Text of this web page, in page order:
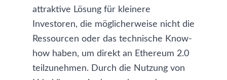
attraktive Lösung für kleinere
Investoren, die möglicherweise nicht die
Ressourcen oder das technische Know-
how haben, um direkt an Ethereum 2.0
teilzunehmen. Durch die Nutzung von